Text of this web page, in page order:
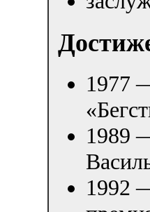
1977
1989
1992